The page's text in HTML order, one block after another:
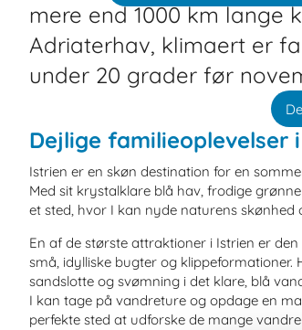
mere end 1000 km lange
Adriaterhav, klimaert er
under 20 grader før
Dejlige familieoplevelser
Istrien er en skøn destination for en
Med sit krystalklare blå hav, frodige
et sted, hvor I kan nyde naturens
En af de største attraktioner i Istrien er
små, idylliske bugter og
sandslotte og svømning i det klare, blå
I kan tage på vandreture og opdage en
perfekte sted at udforske de mange